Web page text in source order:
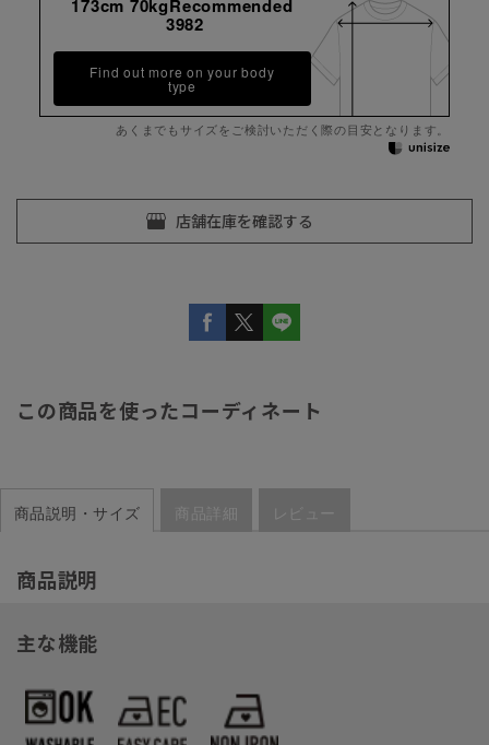
173cm 70kgRecommended
3982
Find out more on your body
type
あくまでもサイズをご検討いただく際の目安となります。
この商品を使ったコーディネート
商品説明・サイズ 商品詳細 レビュー
商品説明
主な機能